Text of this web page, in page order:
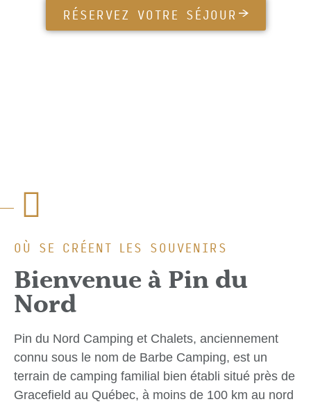
RÉSERVEZ VOTRE SÉJOUR
OÙ SE CRÉENT LES SOUVENIRS
Bienvenue à Pin du
Nord
Pin du Nord Camping et Chalets, anciennement
connu sous le nom de Barbe Camping, est un
terrain de camping familial bien établi situé près de
Gracefield au Québec, à moins de 100 km au nord